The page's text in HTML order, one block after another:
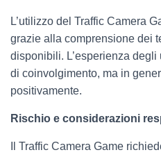
L’utilizzo del Traffic Camera
grazie alla comprensione dei
disponibili. L’esperienza
di coinvolgimento, ma in
positivamente.
Rischio e considerazioni
Il Traffic Camera Game